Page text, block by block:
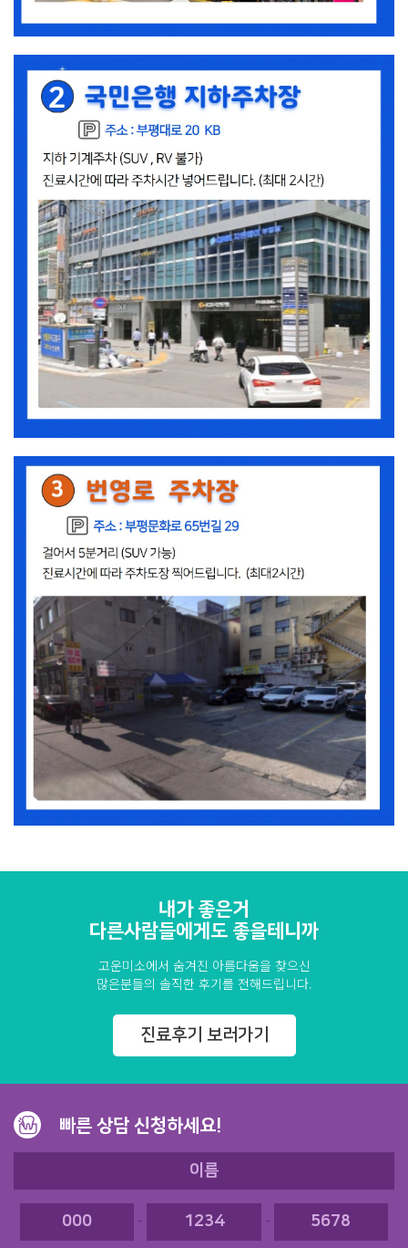
내가 좋은거
다른사람들에게도 좋을테니까
고운미소에서 숨겨진 아름다움을 찾으신
많은분들의 솔직한 후기를 전해드립니다.
진료후기 보러가기
빠른 상담 신청하세요!
- -